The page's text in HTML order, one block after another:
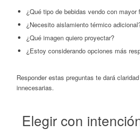
¿Qué tipo de bebidas vendo con mayor
¿Necesito aislamiento térmico
¿Qué imagen quiero proyectar?
¿Estoy considerando opciones más
Responder estas preguntas te dará
innecesarias.
Elegir con